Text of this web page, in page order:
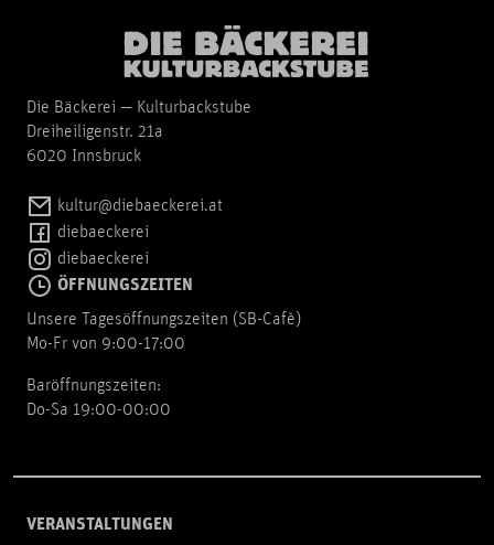
Die Bäckerei — Kulturbackstube
Dreiheiligenstr. 21a
6020 Innsbruck
kultur@diebaeckerei.at
diebaeckerei
diebaeckerei
ÖFFNUNGSZEITEN
Unsere Tagesöffnungszeiten (SB-Cafè)
Mo-Fr von 9:00-17:00
Baröffnungszeiten:
Do-Sa 19:00-00:00
VERANSTALTUNGEN